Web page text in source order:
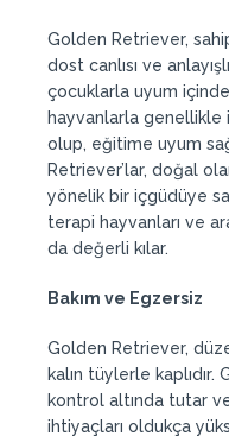
Golden Retriever,
dost canlısı ve
çocuklarla uyum
hayvanlarla genellikle
olup, eğitime uyum
Retriever’lar, doğal
yönelik bir içgüdüye
terapi hayvanları ve
da değerli kılar.
Bakım ve Egzersiz
Golden Retriever,
kalın tüylerle
kontrol altında tutar
ihtiyaçları oldukça